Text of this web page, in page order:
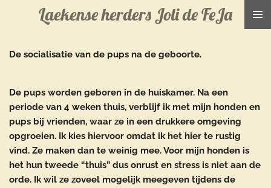
de
Laekense herders Joli de FeJa
De socialisatie van de pups na de geboorte.
De pups worden geboren in de huiskamer. Na een
periode van 4 weken thuis, verblijf ik met mijn honden en
pups bij vrienden, waar ze in een drukkere omgeving
opgroeien. Ik kies hiervoor omdat ik het hier te rustig
vind. Ze maken dan te weinig mee. Voor mijn honden is
het hun tweede “thuis” dus onrust en stress is niet aan de
orde. Ik wil ze zoveel mogelijk meegeven tijdens de